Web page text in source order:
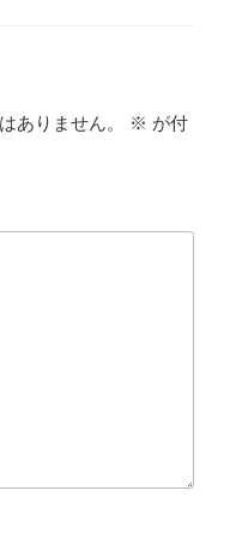
ありません。 ※ が付